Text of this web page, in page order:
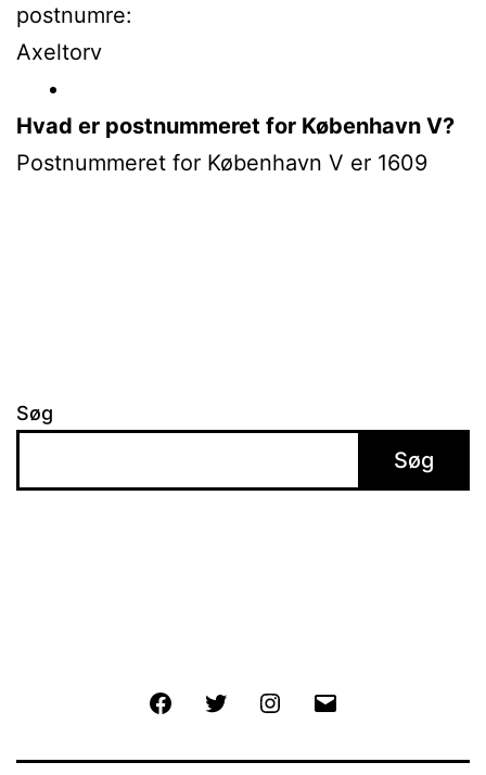
postnumre:
Axeltorv
Hvad er postnummeret for København V?
Postnummeret for København V er 1609
Søg
Søg
FacebookTwitter Instagram